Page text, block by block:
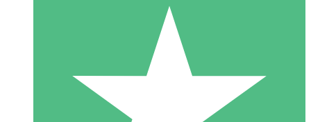
10 Téléchargements
20 00